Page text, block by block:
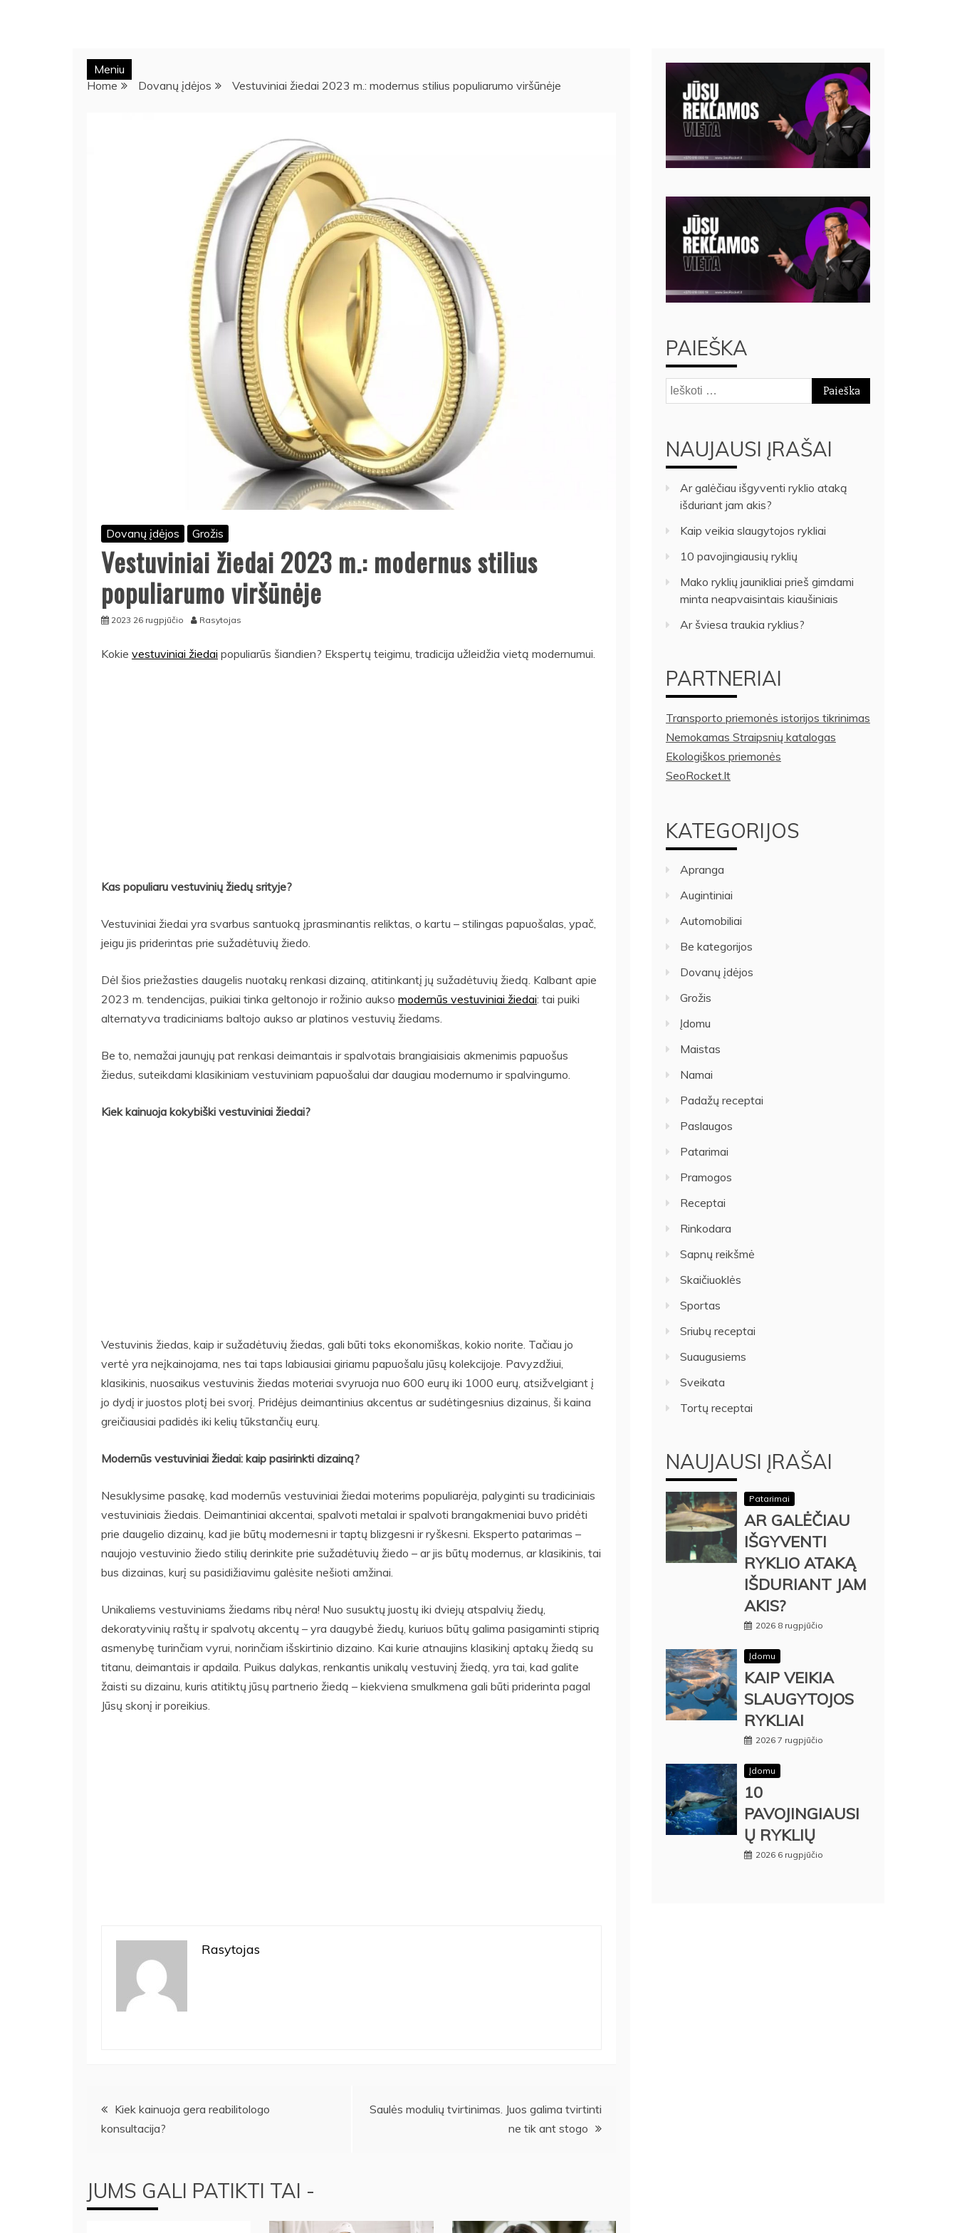
Meniu
Home
Dovanų įdėjos Vestuviniai žiedai 2023 m.: modernus stilius populiarumo viršūnėje
Dovanų įdėjos Grožis
Vestuviniai žiedai 2023 m.: modernus stilius
populiarumo viršūnėje
2023 26 rugpjūčio Rasytojas
Kokie vestuviniai žiedai populiarūs šiandien? Ekspertų teigimu, tradicija užleidžia vietą modernumui.
Kas populiaru vestuvinių žiedų srityje?
Vestuviniai žiedai yra svarbus santuoką įprasminantis reliktas, o kartu – stilingas papuošalas, ypač,
jeigu jis priderintas prie sužadėtuvių žiedo.
Dėl šios priežasties daugelis nuotakų renkasi dizainą, atitinkantį jų sužadėtuvių žiedą. Kalbant apie
2023 m. tendencijas, puikiai tinka geltonojo ir rožinio aukso modernūs vestuviniai žiedai: tai puiki
alternatyva tradiciniams baltojo aukso ar platinos vestuvių žiedams.
Be to, nemažai jaunųjų pat renkasi deimantais ir spalvotais brangiaisiais akmenimis papuošus
žiedus, suteikdami klasikiniam vestuviniam papuošalui dar daugiau modernumo ir spalvingumo.
Kiek kainuoja kokybiški vestuviniai žiedai?
Vestuvinis žiedas, kaip ir sužadėtuvių žiedas, gali būti toks ekonomiškas, kokio norite. Tačiau jo
vertė yra neįkainojama, nes tai taps labiausiai giriamu papuošalu jūsų kolekcijoje. Pavyzdžiui,
klasikinis, nuosaikus vestuvinis žiedas moteriai svyruoja nuo 600 eurų iki 1000 eurų, atsižvelgiant į
jo dydį ir juostos plotį bei svorį. Pridėjus deimantinius akcentus ar sudėtingesnius dizainus, ši kaina
greičiausiai padidės iki kelių tūkstančių eurų.
Modernūs vestuviniai žiedai: kaip pasirinkti dizainą?
Nesuklysime pasakę, kad modernūs vestuviniai žiedai moterims populiarėja, palyginti su tradiciniais
vestuviniais žiedais. Deimantiniai akcentai, spalvoti metalai ir spalvoti brangakmeniai buvo pridėti
prie daugelio dizainų, kad jie būtų modernesni ir taptų blizgesni ir ryškesni. Eksperto patarimas –
naujojo vestuvinio žiedo stilių derinkite prie sužadėtuvių žiedo – ar jis būtų modernus, ar klasikinis, tai
bus dizainas, kurį su pasidižiavimu galėsite nešioti amžinai.
Unikaliems vestuviniams žiedams ribų nėra! Nuo susuktų juostų iki dviejų atspalvių žiedų,
dekoratyvinių raštų ir spalvotų akcentų – yra daugybė žiedų, kuriuos būtų galima pasigaminti stiprią
asmenybę turinčiam vyrui, norinčiam išskirtinio dizaino. Kai kurie atnaujins klasikinį aptakų žiedą su
titanu, deimantais ir apdaila. Puikus dalykas, renkantis unikalų vestuvinį žiedą, yra tai, kad galite
žaisti su dizainu, kuris atitiktų jūsų partnerio žiedą – kiekviena smulkmena gali būti priderinta pagal
Jūsų skonį ir poreikius.
Rasytojas
Navigacija
tarp
įrašų
Kiek kainuoja gera reabilitologo
konsultacija?
Saulės modulių tvirtinimas. Juos galima tvirtinti
ne tik ant stogo
JUMS GALI PATIKTI TAI -
PAIEŠKA
Ieškoti:
NAUJAUSI ĮRAŠAI
Ar galėčiau išgyventi ryklio ataką
išduriant jam akis?
Kaip veikia slaugytojos rykliai
10 pavojingiausių ryklių
Mako ryklių jaunikliai prieš gimdami
minta neapvaisintais kiaušiniais
Ar šviesa traukia ryklius?
PARTNERIAI
Transporto priemonės istorijos tikrinimas
Nemokamas Straipsnių katalogas
Ekologiškos priemonės
SeoRocket.lt
KATEGORIJOS
Apranga
Augintiniai
Automobiliai
Be kategorijos
Dovanų įdėjos
Grožis
Įdomu
Maistas
Namai
Padažų receptai
Paslaugos
Patarimai
Pramogos
Receptai
Rinkodara
Sapnų reikšmė
Skaičiuoklės
Sportas
Sriubų receptai
Suaugusiems
Sveikata
Tortų receptai
NAUJAUSI ĮRAŠAI
Patarimai
AR GALĖČIAU
IŠGYVENTI
RYKLIO ATAKĄ
IŠDURIANT JAM
AKIS?
2026 8 rugpjūčio
Įdomu
KAIP VEIKIA
SLAUGYTOJOS
RYKLIAI
2026 7 rugpjūčio
Įdomu
10
PAVOJINGIAUSI
Ų RYKLIŲ
2026 6 rugpjūčio